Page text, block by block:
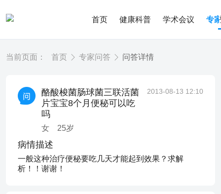
首页 健康科普 学术会议 专
当前页面： 首页 专家问答 问答详情
酪酸梭菌肠球菌三联活菌
片宝宝8个月便秘可以吃
吗
女 25岁
2013-08-13 12:10
病情描述
一般这种治疗便秘要吃几天才能起到效果？求解
析！！谢谢！